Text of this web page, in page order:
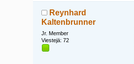
Reynhard
Kaltenbrunner
Jr. Member
Viestejä: 72